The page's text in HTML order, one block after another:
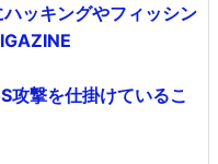
ッキングやフィッシン
攻撃を仕掛けているこ